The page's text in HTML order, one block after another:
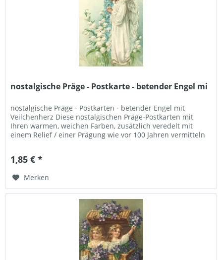
nostalgische Präge - Postkarte - betender Engel mi
nostalgische Präge - Postkarten - betender Engel mit
Veilchenherz Diese nostalgischen Präge-Postkarten mit
Ihren warmen, weichen Farben, zusätzlich veredelt mit
einem Relief / einer Prägung wie vor 100 Jahren vermitteln
1,85 € *
Merken